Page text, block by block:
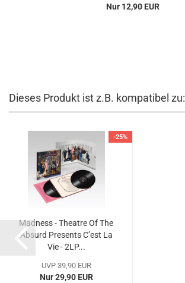
Nur 12,90 EUR
Dieses Produkt ist z.B. kompatibel zu:
-25%
Madness - Theatre Of The
Absurd Presents C’est La
Vie - 2LP...
UVP 39,90 EUR
Nur 29,90 EUR